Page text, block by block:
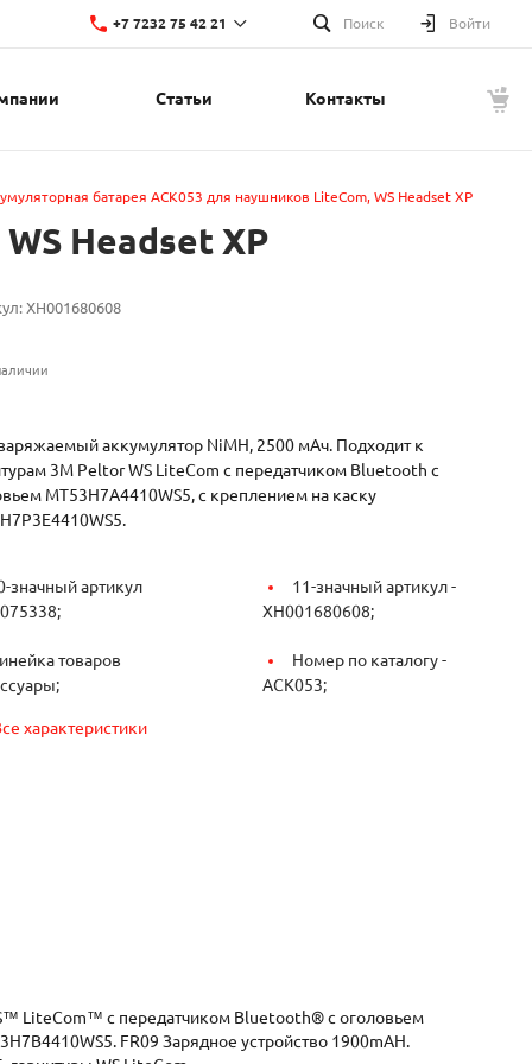
+7 7232 75 42 21
+7 7232 75 42 21
Поиск Войти
Статьи Контакты
батарея АCK053 для наушников LiteCom, WS Headset XP
Headset XP
XH001680608
аккумулятор NiMH, 2500 мАч. Подходит к
3M Peltor WS LiteCom с передатчиком Bluetooth с
MT53H7A4410WS5, с креплением на каску
значный артикул
11-значный артикул -
XH001680608;
товаров
Номер по каталогу -
ACK053;
характеристики
LiteCom™ с передатчиком Bluetooth® с оголовьем
FR09 Зарядное устройство 1900mAH.